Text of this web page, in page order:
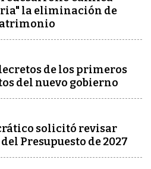
la eliminación de
de los primeros
del nuevo gobierno
solicitó revisar
Presupuesto de 2027